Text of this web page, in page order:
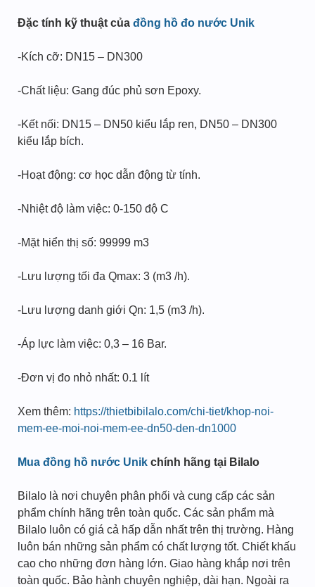
Đặc tính kỹ thuật của đồng hồ đo nước Unik
-Kích cỡ: DN15 – DN300
-Chất liệu: Gang đúc phủ sơn Epoxy.
-Kết nối: DN15 – DN50 kiểu lắp ren, DN50 – DN300
kiểu lắp bích.
-Hoạt động: cơ học dẫn động từ tính.
-Nhiệt độ làm việc: 0-150 độ C
-Mặt hiển thị số: 99999 m3
-Lưu lượng tối đa Qmax: 3 (m3 /h).
-Lưu lượng danh giới Qn: 1,5 (m3 /h).
-Áp lực làm việc: 0,3 – 16 Bar.
-Đơn vị đo nhỏ nhất: 0.1 lít
Xem thêm: https://thietbibilalo.com/chi-tiet/khop-noi-
mem-ee-moi-noi-mem-ee-dn50-den-dn1000
Mua đồng hồ nước Unik chính hãng tại Bilalo
Bilalo là nơi chuyên phân phối và cung cấp các sản
phẩm chính hãng trên toàn quốc. Các sản phẩm mà
Bilalo luôn có giá cả hấp dẫn nhất trên thị trường. Hàng
luôn bán những sản phẩm có chất lượng tốt. Chiết khấu
cao cho những đơn hàng lớn. Giao hàng khắp nơi trên
toàn quốc. Bảo hành chuyên nghiệp, dài hạn. Ngoài ra